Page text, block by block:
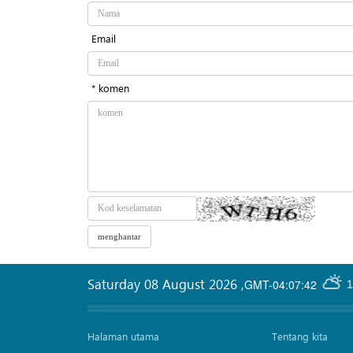
Email
* komen
GMT-04:07:42
Saturday 08 August 2026 ,
Halaman utama
Tentang kita